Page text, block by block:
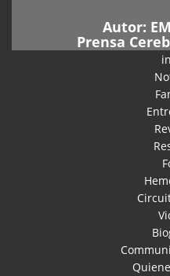
Autor:
Prensa